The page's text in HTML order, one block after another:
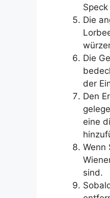
Die
Die
der
Den
eine
Wenn
sind.